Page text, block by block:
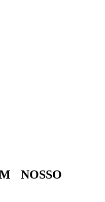
NOSSO